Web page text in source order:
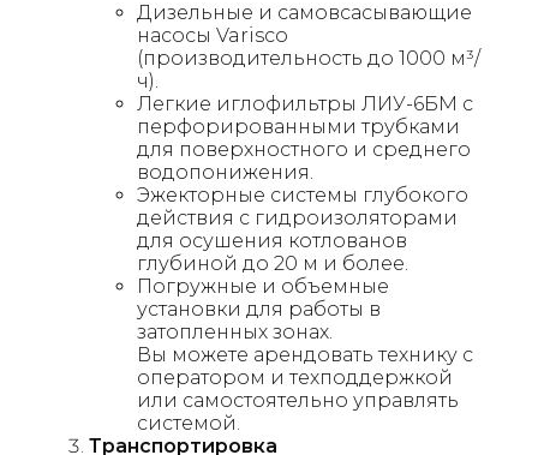
Дизельные и самовсасывающие
насосы Varisco
(производительность до 1000 м³/
ч).
Легкие иглофильтры ЛИУ-6БМ с
перфорированными трубками
для поверхностного и среднего
водопонижения.
Эжекторные системы глубокого
действия с гидроизоляторами
для осушения котлованов
глубиной до 20 м и более.
Погружные и объемные
установки для работы в
затопленных зонах.
Вы можете арендовать технику с
оператором и техподдержкой
или самостоятельно управлять
системой.
Транспортировка